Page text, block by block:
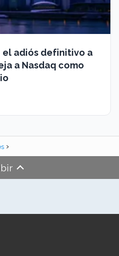
el adiós definitivo a
a Nasdaq como